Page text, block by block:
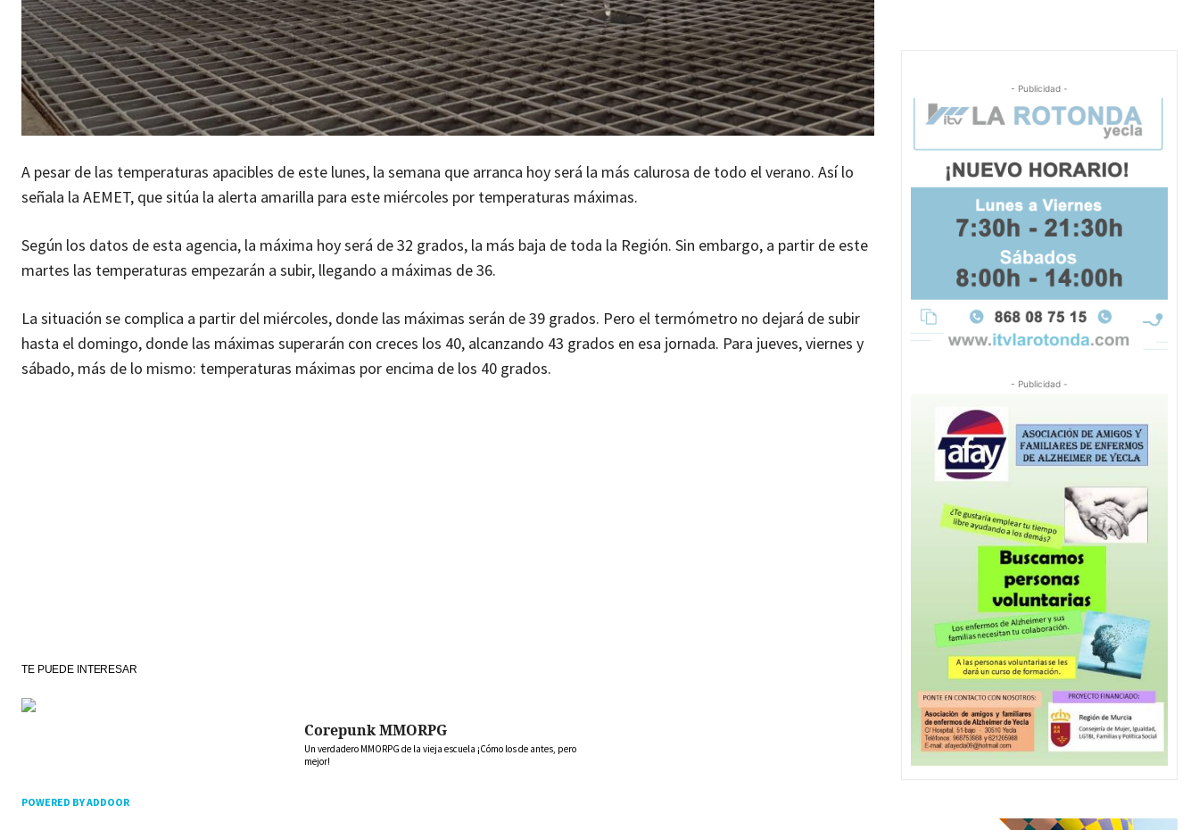
A pesar de las temperaturas apacibles de este lunes, la semana que arranca hoy será la más calurosa de todo el verano. Así lo
señala la AEMET, que sitúa la alerta amarilla para este miércoles por temperaturas máximas.
Según los datos de esta agencia, la máxima hoy será de 32 grados, la más baja de toda la Región. Sin embargo, a partir de este
martes las temperaturas empezarán a subir, llegando a máximas de 36.
La situación se complica a partir del miércoles, donde las máximas serán de 39 grados. Pero el termómetro no dejará de subir
hasta el domingo, donde las máximas superarán con creces los 40, alcanzando 43 grados en esa jornada. Para jueves, viernes y
sábado, más de lo mismo: temperaturas máximas por encima de los 40 grados.
TE PUEDE INTERESAR
Corepunk MMORPG
Un verdadero MMORPG de la vieja escuela ¡Cómo los de antes, pero
mejor!
POWERED BY ADDOOR
- Publicidad -
- Publicidad -